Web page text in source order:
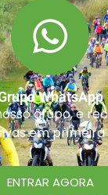
WhatsApp
grupo, e
em
ENTRAR AGORA